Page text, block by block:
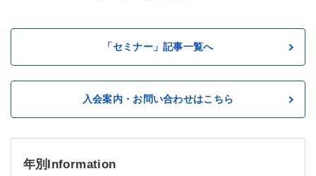
「セミナー」記事一覧へ
入会案内・お問い合わせはこちら
年別Information